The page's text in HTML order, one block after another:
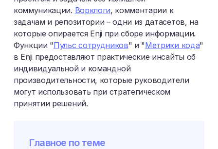
коммуникации. Ворклоги, комментарии к
задачам и репозитории – одни из датасетов, на
которые опирается Enji при сборе информации.
Функции "Пульс сотрудников" и "Метрики кода"
в Enji предоставляют практические инсайты об
индивидуальной и командной
производительности, которые руководители
могут использовать при стратегическом
принятии решений.
Главное по теме